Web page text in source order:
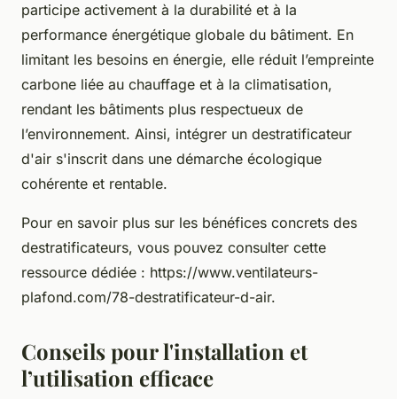
participe activement à la durabilité et à la
performance énergétique globale du bâtiment. En
limitant les besoins en énergie, elle réduit l’empreinte
carbone liée au chauffage et à la climatisation,
rendant les bâtiments plus respectueux de
l’environnement. Ainsi, intégrer un destratificateur
d'air s'inscrit dans une démarche écologique
cohérente et rentable.
Pour en savoir plus sur les bénéfices concrets des
destratificateurs, vous pouvez consulter cette
ressource dédiée : https://www.ventilateurs-
plafond.com/78-destratificateur-d-air.
Conseils pour l'installation et
l’utilisation efficace